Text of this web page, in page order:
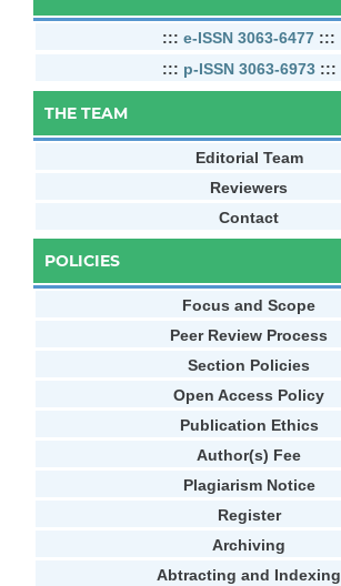
::: e-ISSN 3063-6477 :::
::: p-ISSN 3063-6973:::
THE TEAM
Editorial Team
Reviewers
Contact
POLICIES
Focus and Scope
Peer Review Process
Section Policies
Open Access Policy
Publication Ethics
Author(s) Fee
Plagiarism Notice
Register
Archiving
Abtracting and Indexing